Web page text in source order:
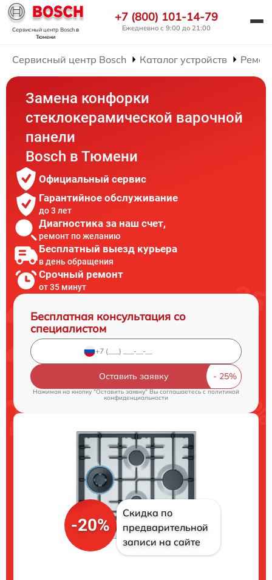
Сервисный центр Boschв
Тюмени
+7 (800) 101-14-79
Ежедневно с 9:00 до 21:00
Сервисный центр Bosch Каталог устройств
Замена конфорки
стеклокерамической варочной
панели
Bosch в Тюмени
Официальный сервис
Гарантийное обслуживание
до 3 лет
Диагностика за наш счет,
ремонт по желанию
Бесплатный выезд курьера
в день обращения
Срочный ремонт
от 35 минут
Бесплатная консультация со
специалистом
Оставить заявку
Нажимая на кнопку "Оставить заявку" Вы соглашаетесь cполитикой
конфиденциальности
-20%
Скидка по
предварительной
записи на сайте